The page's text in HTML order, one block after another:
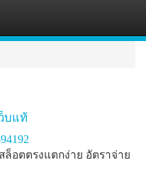
บแท้
ล็อตตรงแตกง่าย อัตราจ่าย